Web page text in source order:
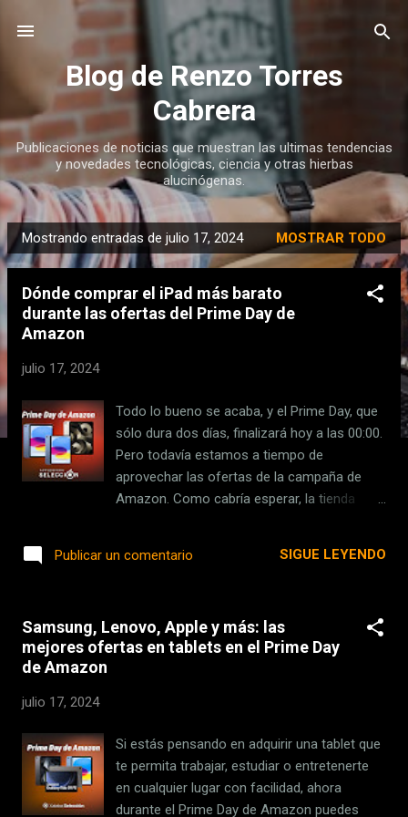
Ir al contenido principal
Blog de Renzo Torres
Cabrera
Publicaciones de noticias que muestran las ultimas tendencias
y novedades tecnológicas, ciencia y otras hierbas
alucinógenas.
E
n
Mostrando entradas de julio 17, 2024 MOSTRAR TODO
Dónde comprar el iPad más barato
durante las ofertas del Prime Day de
Amazon
julio 17, 2024
Todo lo bueno se acaba, y el Prime Day, que
sólo dura dos días, finalizará hoy a las 00:00.
Pero todavía estamos a tiempo de
aprovechar las ofertas de la campaña de
Amazon. Como cabría esperar, la tienda
incluye, por supuesto, los iPad . Si estabas
hemos reunido las mejores ofertas en iPad
durante el Prime Day . Eso sí, las ofertas son
Contenidos (6) Las mejores ofertas en iPad
durante el Prime Day, de un vistazo iPad Mini
iPad (2022) iPad Air (2022) iPad Pro (2022)
Más ofertas Las mejores ofertas en iPad
Publicar un comentario SIGUE LEYENDO
Samsung, Lenovo, Apple y más: las
mejores ofertas en tablets en el Prime Day
de Amazon
julio 17, 2024
Si estás pensando en adquirir una tablet que
te permita trabajar, estudiar o entretenerte
en cualquier lugar con facilidad, ahora
durante el Prime Day de Amazon puedes